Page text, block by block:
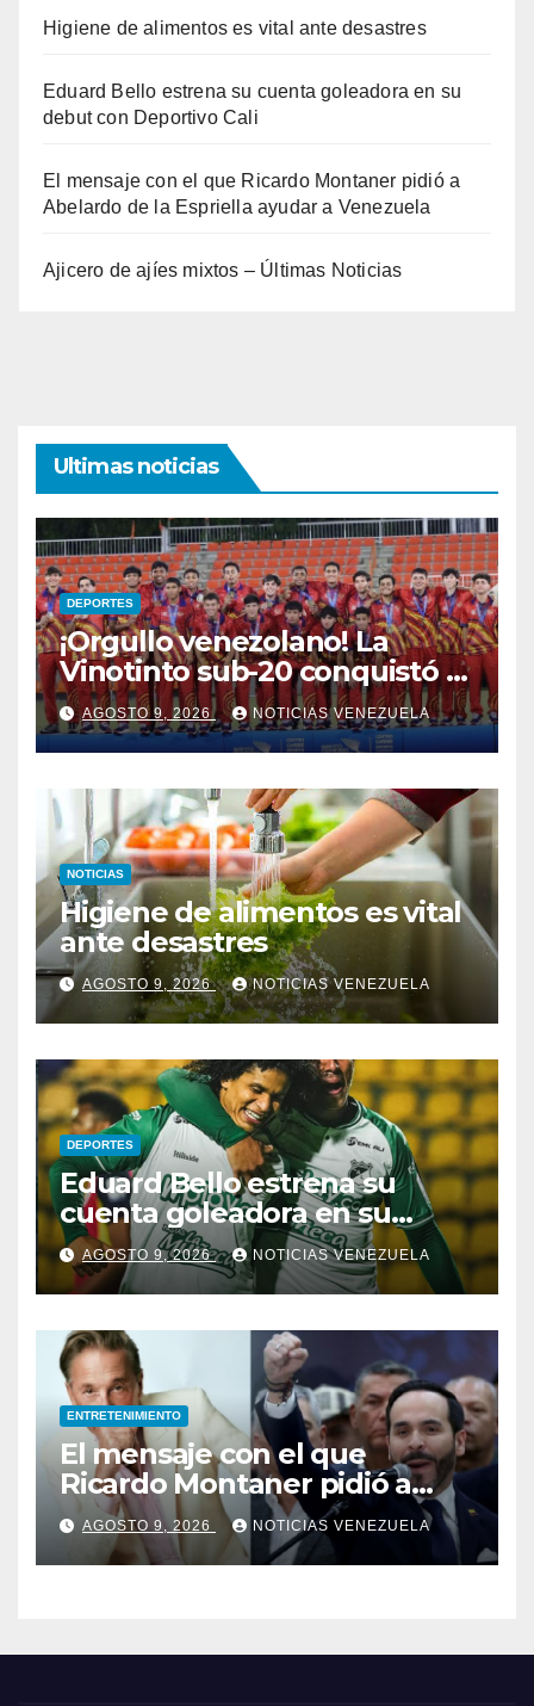
Higiene de alimentos es vital ante desastres
Eduard Bello estrena su cuenta goleadora en su
debut con Deportivo Cali
El mensaje con el que Ricardo Montaner pidió a
Abelardo de la Espriella ayudar a Venezuela
Ajicero de ajíes mixtos – Últimas Noticias
Ultimas noticias
DEPORTES
¡Orgullo venezolano! La
Vinotinto sub-20 conquistó el
oro en los Juegos
Centroamericanos y del
Caribe tras unos dramáticos
penales
AGOSTO 9, 2026 NOTICIAS VENEZUELA
NOTICIAS
Higiene de alimentos es vital
ante desastres
AGOSTO 9, 2026 NOTICIAS VENEZUELA
DEPORTES
Eduard Bello estrena su
cuenta goleadora en su
debut con Deportivo Cali
AGOSTO 9, 2026 NOTICIAS VENEZUELA
ENTRETENIMIENTO
El mensaje con el que
Ricardo Montaner pidió a
Abelardo de la Espriella
ayudar a Venezuela
AGOSTO 9, 2026 NOTICIAS VENEZUELA